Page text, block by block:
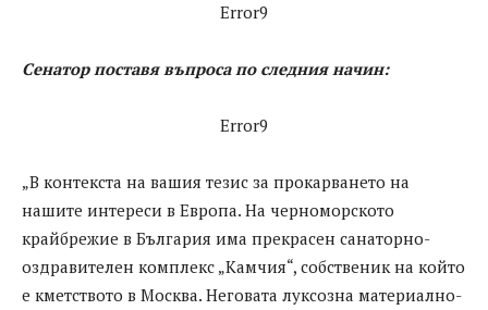
Error9
Сенатор поставя въпроса по следния начин:
Error9
„В контекста на вашия тезис за прокарването на
нашите интереси в Европа. На черноморското
крайбрежие в България има прекрасен санаторно-
оздравителен комплекс „Камчия“, собственик на който
е кметството в Москва. Неговата луксозна материално-